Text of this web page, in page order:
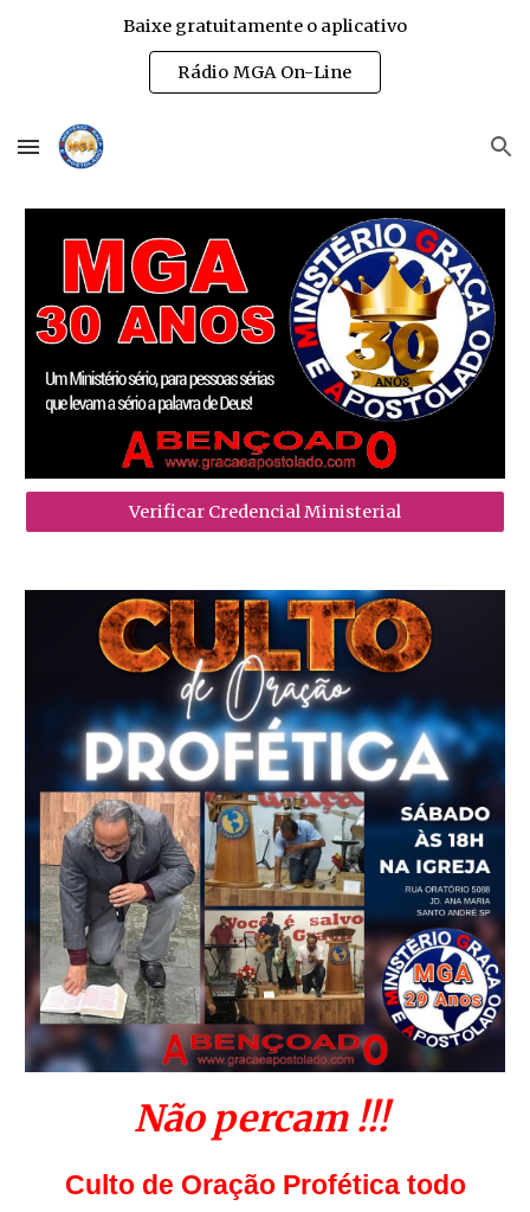
Baixe gratuitamente o aplicativo
Rádio MGA On-Line
Verificar Credencial Ministerial
Não percam !!!
Culto de Oração Profética todo